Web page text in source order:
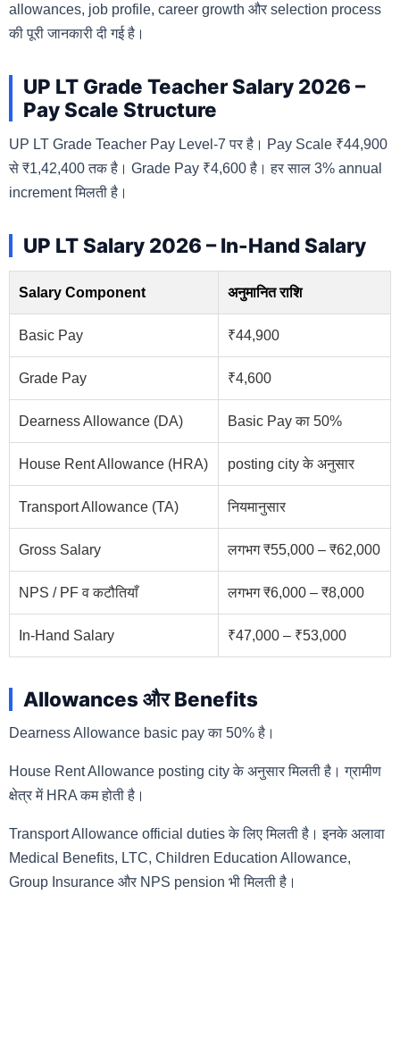
allowances, job profile, career growth और selection process
की पूरी जानकारी दी गई है।
UP LT Grade Teacher Salary 2026 –
Pay Scale Structure
UP LT Grade Teacher Pay Level-7 पर है। Pay Scale ₹44,900
से ₹1,42,400 तक है। Grade Pay ₹4,600 है। हर साल 3% annual
increment मिलती है।
UP LT Salary 2026 – In-Hand Salary
Salary Component अनुमानित राशि
Basic Pay ₹44,900
Grade Pay ₹4,600
Dearness Allowance (DA) Basic Pay का 50%
House Rent Allowance (HRA) posting city के अनुसार
Transport Allowance (TA) नियमानुसार
Gross Salary लगभग ₹55,000 – ₹62,000
NPS / PF व कटौतियाँ लगभग ₹6,000 – ₹8,000
In-Hand Salary ₹47,000 – ₹53,000
Allowances और Benefits
Dearness Allowance basic pay का 50% है।
House Rent Allowance posting city के अनुसार मिलती है। ग्रामीण
क्षेत्र में HRA कम होती है।
Transport Allowance official duties के लिए मिलती है। इनके अलावा
Medical Benefits, LTC, Children Education Allowance,
Group Insurance और NPS pension भी मिलती है।